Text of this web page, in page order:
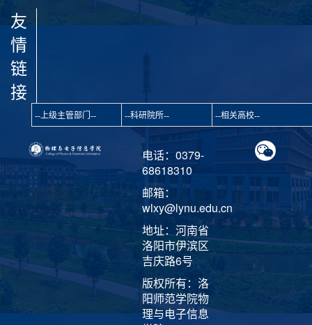
友
情
链
接
电话：0379-
68618310
邮箱：
wlxy@lynu.edu.cn
地址：河南省
洛阳市伊滨区
吉庆路6号
版权所有：洛
阳师范学院物
理与电子信息